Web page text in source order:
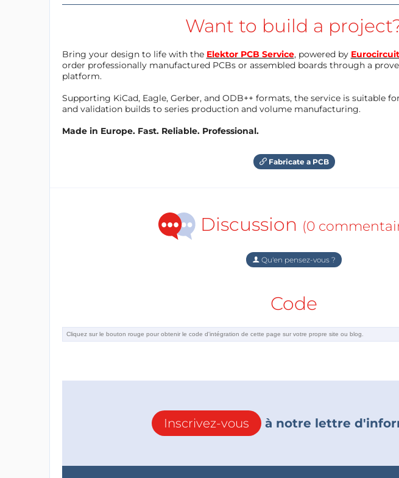
Want to build a
Bring your design to life with the Elektor PCB Service, powered by
order professionally manufactured PCBs or assembled boards through a
platform.
Supporting KiCad, Eagle, Gerber, and ODB++ formats, the service is suitable
and validation builds to series production and volume manufacturing.
Made in Europe. Fast. Reliable. Professional.
Fabricate a PCB
Discussion (0
Qu'en pensez-vous ?
Code
Inscrivez-vous à notre lettre